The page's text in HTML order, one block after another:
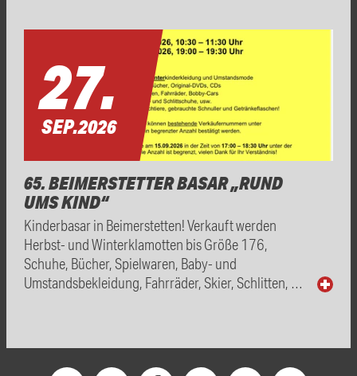
27.
SEP.2026
65. BEIMERSTETTER BASAR „RUND
UMS KIND“
Kinderbasar in Beimerstetten! Verkauft werden
Herbst- und Winterklamotten bis Größe 176,
Schuhe, Bücher, Spielwaren, Baby- und
Umstandsbekleidung, Fahrräder, Skier, Schlitten, …